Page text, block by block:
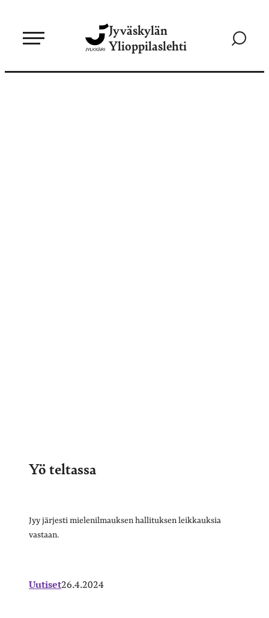
sisältöön
Jyväskylän
Ylioppilaslehti
Siirry
Yö teltassa
Jyy järjesti mielenilmauksen hallituksen leikkauksia
vastaan.
Uutiset26.4.2024